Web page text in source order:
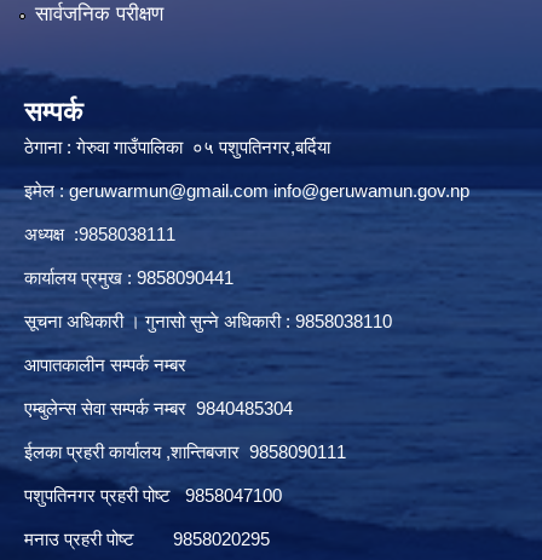
सार्वजनिक परीक्षण
सम्पर्क
ठेगाना : गेरुवा गाउँपालिका ०५ पशुपतिनगर,बर्दिया
इमेल :geruwarmun@gmail.com info@geruwamun.gov.np
अध्यक्ष :9858038111
कार्यालय प्रमुख : 9858090441
सूचना अधिकारी । गुनासो सुन्ने अधिकारी : 9858038110
आपातकालीन सम्पर्क नम्बर
एम्बुलेन्स सेवा सम्पर्क नम्बर 9840485304
ईलका प्रहरी कार्यालय ,शान्तिबजार 9858090111
पशुपतिनगर प्रहरी पोष्ट 9858047100
मनाउ प्रहरी पोष्ट 9858020295